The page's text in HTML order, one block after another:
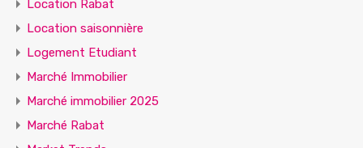
Location Rabat
Location saisonnière
Logement Etudiant
Marché Immobilier
Marché immobilier 2025
Marché Rabat